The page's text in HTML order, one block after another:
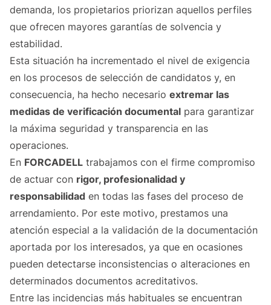
demanda, los propietarios priorizan aquellos perfiles
que ofrecen mayores garantías de solvencia y
estabilidad.
Esta situación ha incrementado el nivel de exigencia
en los procesos de selección de candidatos y, en
consecuencia, ha hecho necesario extremar las
medidas de verificación documental para garantizar
la máxima seguridad y transparencia en las
operaciones.
En FORCADELL trabajamos con el firme compromiso
de actuar con rigor, profesionalidad y
responsabilidad en todas las fases del proceso de
arrendamiento. Por este motivo, prestamos una
atención especial a la validación de la documentación
aportada por los interesados, ya que en ocasiones
pueden detectarse inconsistencias o alteraciones en
determinados documentos acreditativos.
Entre las incidencias más habituales se encuentran